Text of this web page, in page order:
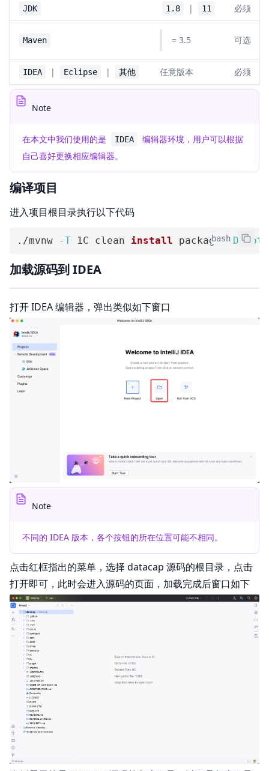
JDK 1.8 | 11 必须
Maven = 3.5 可选
IDEA | Eclipse | 其他 任意版本 必须
Note
在本文中我们使用的是 IDEA
编辑器环境，用户可以根据
自己喜好更换相应编辑器。
编译项目
进入项目根目录执行以下代码
bash
./mvnw -T 1C clean install package -
加载源码到 IDEA
打开 IDEA 编辑器，弹出类似如下窗口
Note
不同的 IDEA 版本，各个按钮的所在位置可能不相同。
点击红框指出的菜单，选择 datacap 源码的根目录，点击
打开即可，此时会进入源码的页面，加载完成后窗口如下